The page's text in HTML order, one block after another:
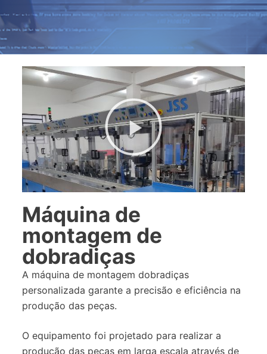
Máquina de
montagem de
dobradiças
A máquina de montagem dobradiças
personalizada garante a precisão e eficiência na
produção das peças.
O equipamento foi projetado para realizar a
produção das peças em larga escala através de